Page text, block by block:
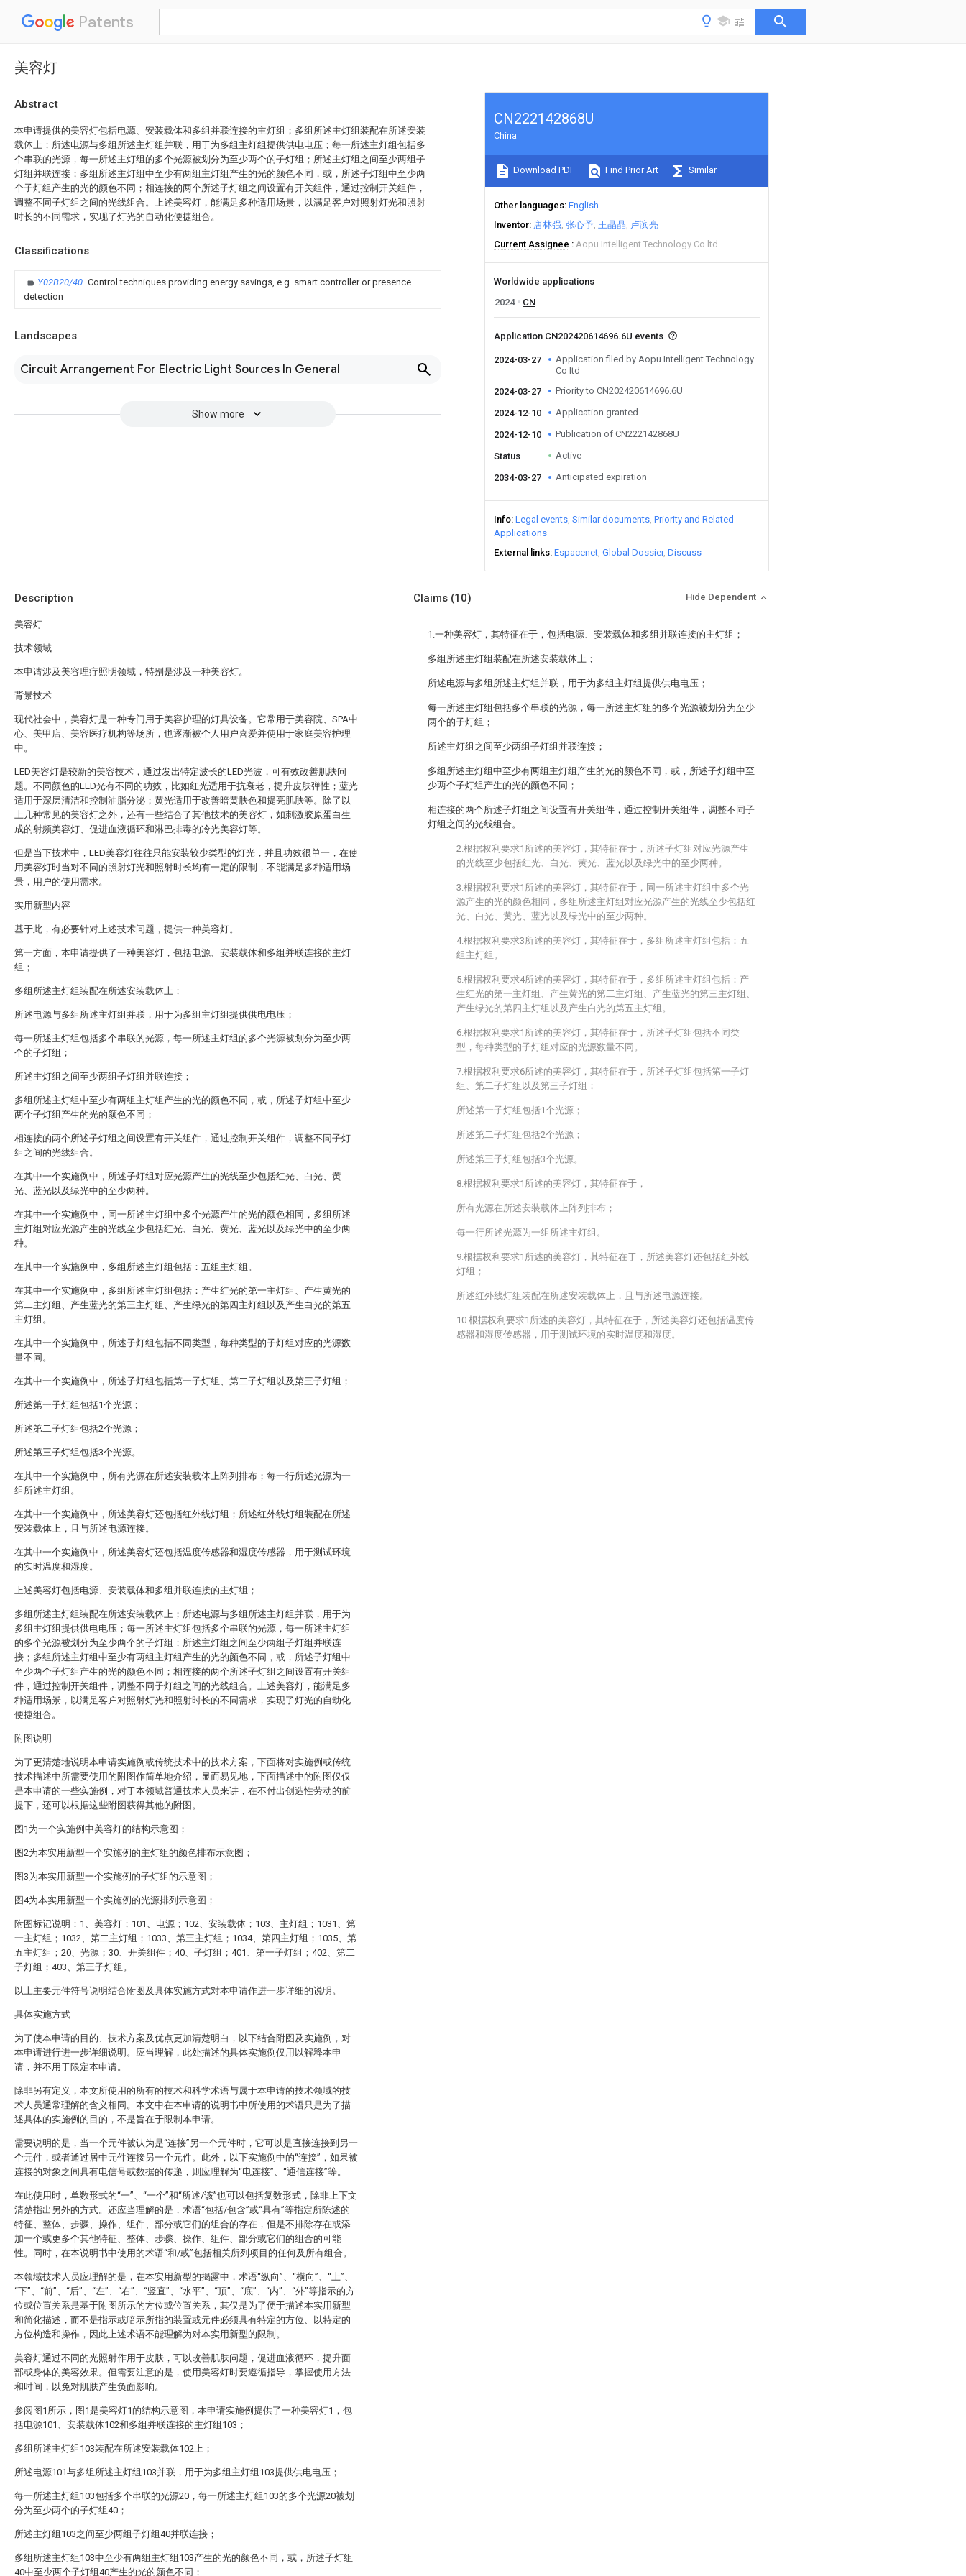
Patents
美容灯
Abstract
本申请提供的美容灯包括电源、安装载体和多组并联连接的主灯组；多组所述主灯组装配在所述安装
载体上；所述电源与多组所述主灯组并联，用于为多组主灯组提供供电电压；每一所述主灯组包括多
个串联的光源，每一所述主灯组的多个光源被划分为至少两个的子灯组；所述主灯组之间至少两组子
灯组并联连接；多组所述主灯组中至少有两组主灯组产生的光的颜色不同，或，所述子灯组中至少两
个子灯组产生的光的颜色不同；相连接的两个所述子灯组之间设置有开关组件，通过控制开关组件，
调整不同子灯组之间的光线组合。上述美容灯，能满足多种适用场景，以满足客户对照射灯光和照射
时长的不同需求，实现了灯光的自动化便捷组合。
Classifications
Y02B20/40 Control techniques providing energy savings, e.g. smart controller or presence
detection
Landscapes
Circuit Arrangement For Electric Light Sources In General
Show more
CN222142868U
China
Download PDF Find Prior Art Similar
Other languages English
Inventor 唐林强 张心予 王晶晶 卢滨亮
Current Assignee
Aopu Intelligent Technology Co ltd
Worldwide applications
2024
CN
Application CN202420614696.6U events
2024-03-27
Application filed by Aopu Intelligent Technology
Co ltd
2024-03-27
Priority to CN202420614696.6U
2024-12-10 Application granted
2024-12-10 Publication of CN222142868U
Status Active
2034-03-27 Anticipated expiration
Info Legal events Similar documents Priority and Related
Applications
External links Espacenet Global Dossier Discuss
Description
美容灯
技术领域
本申请涉及美容理疗照明领域，特别是涉及一种美容灯。
背景技术
现代社会中，美容灯是一种专门用于美容护理的灯具设备。它常用于美容院、SPA中
心、美甲店、美容医疗机构等场所，也逐渐被个人用户喜爱并使用于家庭美容护理
中。
LED美容灯是较新的美容技术，通过发出特定波长的LED光波，可有效改善肌肤问
题。不同颜色的LED光有不同的功效，比如红光适用于抗衰老，提升皮肤弹性；蓝光
适用于深层清洁和控制油脂分泌；黄光适用于改善暗黄肤色和提亮肌肤等。除了以
上几种常见的美容灯之外，还有一些结合了其他技术的美容灯，如刺激胶原蛋白生
成的射频美容灯、促进血液循环和淋巴排毒的冷光美容灯等。
但是当下技术中，LED美容灯往往只能安装较少类型的灯光，并且功效很单一，在使
用美容灯时当对不同的照射灯光和照射时长均有一定的限制，不能满足多种适用场
景，用户的使用需求。
实用新型内容
基于此，有必要针对上述技术问题，提供一种美容灯。
第一方面，本申请提供了一种美容灯，包括电源、安装载体和多组并联连接的主灯
组；
多组所述主灯组装配在所述安装载体上；
所述电源与多组所述主灯组并联，用于为多组主灯组提供供电电压；
每一所述主灯组包括多个串联的光源，每一所述主灯组的多个光源被划分为至少两
个的子灯组；
所述主灯组之间至少两组子灯组并联连接；
多组所述主灯组中至少有两组主灯组产生的光的颜色不同，或，所述子灯组中至少
两个子灯组产生的光的颜色不同；
相连接的两个所述子灯组之间设置有开关组件，通过控制开关组件，调整不同子灯
组之间的光线组合。
在其中一个实施例中，所述子灯组对应光源产生的光线至少包括红光、白光、黄
光、蓝光以及绿光中的至少两种。
在其中一个实施例中，同一所述主灯组中多个光源产生的光的颜色相同，多组所述
主灯组对应光源产生的光线至少包括红光、白光、黄光、蓝光以及绿光中的至少两
种。
在其中一个实施例中，多组所述主灯组包括：五组主灯组。
在其中一个实施例中，多组所述主灯组包括：产生红光的第一主灯组、产生黄光的
第二主灯组、产生蓝光的第三主灯组、产生绿光的第四主灯组以及产生白光的第五
主灯组。
在其中一个实施例中，所述子灯组包括不同类型，每种类型的子灯组对应的光源数
量不同。
在其中一个实施例中，所述子灯组包括第一子灯组、第二子灯组以及第三子灯组；
所述第一子灯组包括1个光源；
所述第二子灯组包括2个光源；
所述第三子灯组包括3个光源。
在其中一个实施例中，所有光源在所述安装载体上阵列排布；每一行所述光源为一
组所述主灯组。
在其中一个实施例中，所述美容灯还包括红外线灯组；所述红外线灯组装配在所述
安装载体上，且与所述电源连接。
在其中一个实施例中，所述美容灯还包括温度传感器和湿度传感器，用于测试环境
的实时温度和湿度。
上述美容灯包括电源、安装载体和多组并联连接的主灯组；
多组所述主灯组装配在所述安装载体上；所述电源与多组所述主灯组并联，用于为
多组主灯组提供供电电压；每一所述主灯组包括多个串联的光源，每一所述主灯组
的多个光源被划分为至少两个的子灯组；所述主灯组之间至少两组子灯组并联连
接；多组所述主灯组中至少有两组主灯组产生的光的颜色不同，或，所述子灯组中
至少两个子灯组产生的光的颜色不同；相连接的两个所述子灯组之间设置有开关组
件，通过控制开关组件，调整不同子灯组之间的光线组合。上述美容灯，能满足多
种适用场景，以满足客户对照射灯光和照射时长的不同需求，实现了灯光的自动化
便捷组合。
附图说明
为了更清楚地说明本申请实施例或传统技术中的技术方案，下面将对实施例或传统
技术描述中所需要使用的附图作简单地介绍，显而易见地，下面描述中的附图仅仅
是本申请的一些实施例，对于本领域普通技术人员来讲，在不付出创造性劳动的前
提下，还可以根据这些附图获得其他的附图。
图1为一个实施例中美容灯的结构示意图；
图2为本实用新型一个实施例的主灯组的颜色排布示意图；
图3为本实用新型一个实施例的子灯组的示意图；
图4为本实用新型一个实施例的光源排列示意图；
附图标记说明：1、美容灯；101、电源；102、安装载体；103、主灯组；1031、第
一主灯组；1032、第二主灯组；1033、第三主灯组；1034、第四主灯组；1035、第
五主灯组；20、光源；30、开关组件；40、子灯组；401、第一子灯组；402、第二
子灯组；403、第三子灯组。
以上主要元件符号说明结合附图及具体实施方式对本申请作进一步详细的说明。
具体实施方式
为了使本申请的目的、技术方案及优点更加清楚明白，以下结合附图及实施例，对
本申请进行进一步详细说明。应当理解，此处描述的具体实施例仅用以解释本申
请，并不用于限定本申请。
除非另有定义，本文所使用的所有的技术和科学术语与属于本申请的技术领域的技
术人员通常理解的含义相同。本文中在本申请的说明书中所使用的术语只是为了描
述具体的实施例的目的，不是旨在于限制本申请。
需要说明的是，当一个元件被认为是“连接”另一个元件时，它可以是直接连接到另一
个元件，或者通过居中元件连接另一个元件。此外，以下实施例中的“连接”，如果被
连接的对象之间具有电信号或数据的传递，则应理解为“电连接”、“通信连接”等。
在此使用时，单数形式的“一”、“一个”和“所述/该”也可以包括复数形式，除非上下文
清楚指出另外的方式。还应当理解的是，术语“包括/包含”或“具有”等指定所陈述的
特征、整体、步骤、操作、组件、部分或它们的组合的存在，但是不排除存在或添
加一个或更多个其他特征、整体、步骤、操作、组件、部分或它们的组合的可能
性。同时，在本说明书中使用的术语“和/或”包括相关所列项目的任何及所有组合。
本领域技术人员应理解的是，在本实用新型的揭露中，术语“纵向”、“横向”、“上”、
“下”、“前”、“后”、“左”、“右”、“竖直”、“水平”、“顶”、“底”、“内”、“外”等指示的方
位或位置关系是基于附图所示的方位或位置关系，其仅是为了便于描述本实用新型
和简化描述，而不是指示或暗示所指的装置或元件必须具有特定的方位、以特定的
方位构造和操作，因此上述术语不能理解为对本实用新型的限制。
美容灯通过不同的光照射作用于皮肤，可以改善肌肤问题，促进血液循环，提升面
部或身体的美容效果。但需要注意的是，使用美容灯时要遵循指导，掌握使用方法
和时间，以免对肌肤产生负面影响。
参阅图1所示，图1是美容灯1的结构示意图，本申请实施例提供了一种美容灯1，包
括电源101、安装载体102和多组并联连接的主灯组103；
多组所述主灯组103装配在所述安装载体102上；
所述电源101与多组所述主灯组103并联，用于为多组主灯组103提供供电电压；
每一所述主灯组103包括多个串联的光源20，每一所述主灯组103的多个光源20被划
分为至少两个的子灯组40；
所述主灯组103之间至少两组子灯组40并联连接；
多组所述主灯组103中至少有两组主灯组103产生的光的颜色不同，或，所述子灯组
40中至少两个子灯组40产生的光的颜色不同；
Claims (10) Hide Dependent
1.一种美容灯，其特征在于，包括电源、安装载体和多组并联连接的主灯组；
多组所述主灯组装配在所述安装载体上；
所述电源与多组所述主灯组并联，用于为多组主灯组提供供电电压；
每一所述主灯组包括多个串联的光源，每一所述主灯组的多个光源被划分为至少
两个的子灯组；
所述主灯组之间至少两组子灯组并联连接；
多组所述主灯组中至少有两组主灯组产生的光的颜色不同，或，所述子灯组中至
少两个子灯组产生的光的颜色不同；
相连接的两个所述子灯组之间设置有开关组件，通过控制开关组件，调整不同子
灯组之间的光线组合。
2.根据权利要求1所述的美容灯，其特征在于，所述子灯组对应光源产生
的光线至少包括红光、白光、黄光、蓝光以及绿光中的至少两种。
3.根据权利要求1所述的美容灯，其特征在于，同一所述主灯组中多个光
源产生的光的颜色相同，多组所述主灯组对应光源产生的光线至少包括红
光、白光、黄光、蓝光以及绿光中的至少两种。
4.根据权利要求3所述的美容灯，其特征在于，多组所述主灯组包括：五
组主灯组。
5.根据权利要求4所述的美容灯，其特征在于，多组所述主灯组包括：产
生红光的第一主灯组、产生黄光的第二主灯组、产生蓝光的第三主灯组、
产生绿光的第四主灯组以及产生白光的第五主灯组。
6.根据权利要求1所述的美容灯，其特征在于，所述子灯组包括不同类
型，每种类型的子灯组对应的光源数量不同。
7.根据权利要求6所述的美容灯，其特征在于，所述子灯组包括第一子灯
组、第二子灯组以及第三子灯组；
所述第一子灯组包括1个光源；
所述第二子灯组包括2个光源；
所述第三子灯组包括3个光源。
8.根据权利要求1所述的美容灯，其特征在于，
所有光源在所述安装载体上阵列排布；
每一行所述光源为一组所述主灯组。
9.根据权利要求1所述的美容灯，其特征在于，所述美容灯还包括红外线
灯组；
所述红外线灯组装配在所述安装载体上，且与所述电源连接。
10.根据权利要求1所述的美容灯，其特征在于，所述美容灯还包括温度传
感器和湿度传感器，用于测试环境的实时温度和湿度。